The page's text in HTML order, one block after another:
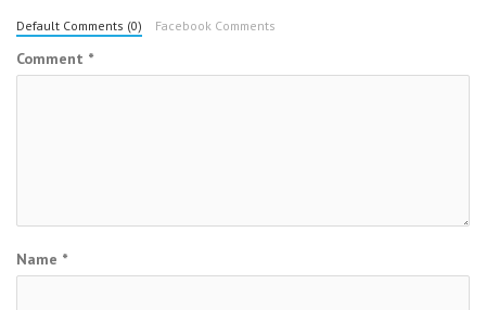
Default Comments (0) Facebook Comments
Comment *
Name *